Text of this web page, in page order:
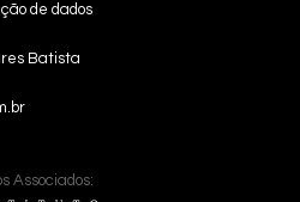
de dados
Batista
Associados: